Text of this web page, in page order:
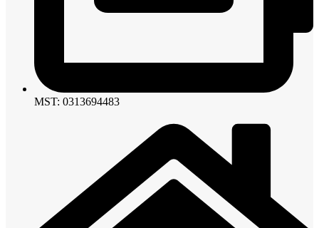
MST: 0313694483